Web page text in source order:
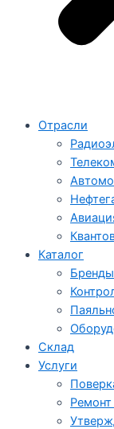
Отрасли
Каталог
Бренды
Склад
Услуги